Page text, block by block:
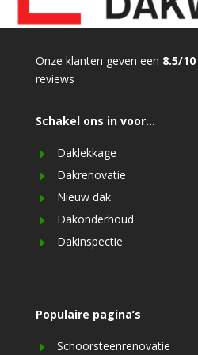
Onze klanten geven een 8.5/10
reviews
Schakel ons in voor…
Daklekkage
Dakrenovatie
Nieuw dak
Dakonderhoud
Dakinspectie
Populaire pagina’s
Schoorsteenrenovatie